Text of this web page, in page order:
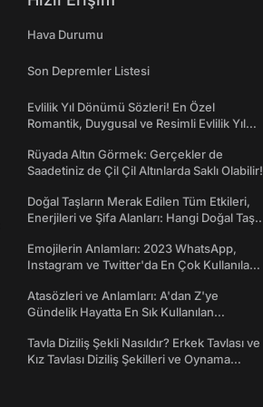
Hava Durumu
Son Depremler Listesi
Evlilik Yıl Dönümü Sözleri! En Özel
Romantik, Duygusal ve Resimli Evlilik Yıl
Rüyada Altın Görmek: Gerçekler de
Saadetiniz de Çil Çil Altınlarda Saklı Olabilir!
Doğal Taşların Merak Edilen Tüm Etkileri,
Enerjileri ve Şifa Alanları: Hangi Doğal Taş
Emojilerin Anlamları: 2023 WhatsApp,
Instagram ve Twitter'da En Çok Kullanılan
Atasözleri ve Anlamları: A'dan Z'ye
Gündelik Hayatta En Sık Kullanılan
Tavla Diziliş Şekli Nasıldır? Erkek Tavlası ve
Kız Tavlası Diziliş Şekilleri ve Oynama